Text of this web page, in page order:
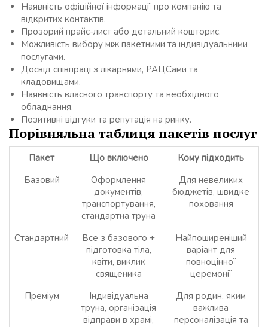
Наявність офіційної інформації про компанію та
відкритих контактів.
Прозорий прайс-лист або детальний кошторис.
Можливість вибору між пакетними та індивідуальними
послугами.
Досвід співпраці з лікарнями, РАЦСами та
кладовищами.
Наявність власного транспорту та необхідного
обладнання.
Позитивні відгуки та репутація на ринку.
Порівняльна таблиця пакетів послуг
Пакет Що включено
Кому підходить
Базовий
Оформлення
документів,
транспортування,
стандартна труна
Для невеликих
бюджетів, швидке
поховання
Стандартний
Все з базового +
підготовка тіла,
квіти, виклик
священика
Найпоширеніший
варіант для
повноцінної
церемонії
Преміум
Індивідуальна
труна, організація
відправи в храмі,
Для родин, яким
важлива
персоналізація та